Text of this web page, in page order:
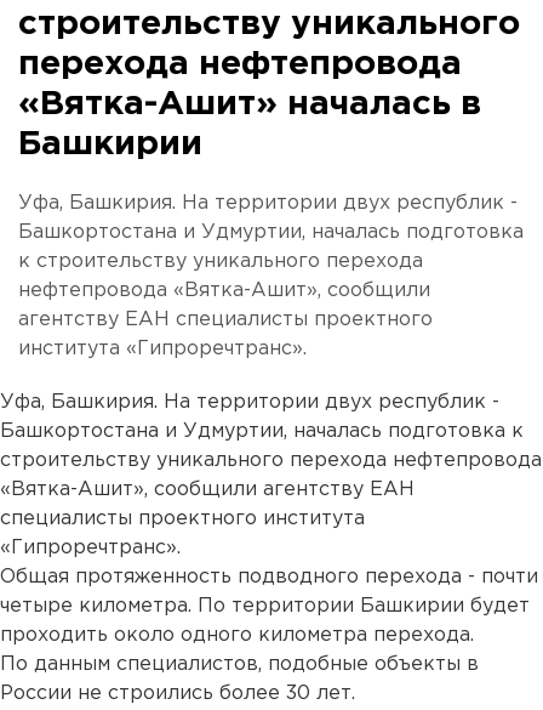
строительству уникального
перехода нефтепровода
«Вятка-Ашит» началась в
Башкирии
Уфа, Башкирия. На территории двух республик -
Башкортостана и Удмуртии, началась подготовка
к строительству уникального перехода
нефтепровода «Вятка-Ашит», сообщили
агентству ЕАН специалисты проектного
института «Гипроречтранс».
Уфа, Башкирия. На территории двух республик -
Башкортостана и Удмуртии, началась подготовка к
строительству уникального перехода нефтепровода
«Вятка-Ашит», сообщили агентству ЕАН
специалисты проектного института
«Гипроречтранс».
Общая протяженность подводного перехода - почти
четыре километра. По территории Башкирии будет
проходить около одного километра перехода.
По данным специалистов, подобные объекты в
России не строились более 30 лет.